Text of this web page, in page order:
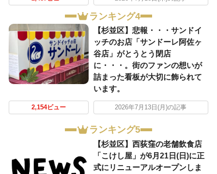
ランキング4
【杉並区】悲報・・・サンドイ
ッチのお店「サンドーレ阿佐ヶ
谷店」がとうとう閉店
に・・・。街のファンの想いが
詰まった看板が大切に飾られて
います。
2,154ビュー 2026年7月13日(月)の記事
ランキング5
【杉並区】西荻窪の老舗飲食店
「こけし屋」が6月21日(日)に正
式にリニューアルオープンしま